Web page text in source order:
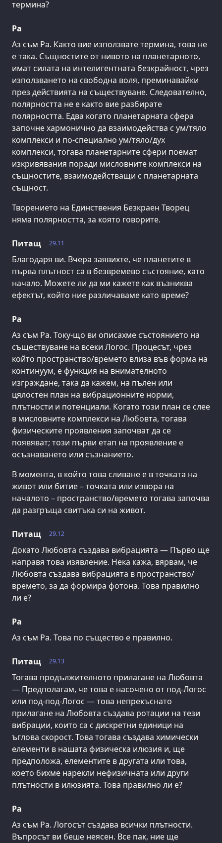
термина?
Ра
Аз съм Ра. Както вие използвате термина, това не
е така. Същностите от нивото на планетарното,
имат силата на интелигентната безкрайност, чрез
използването на свободна воля, преминавайки
през действията на съществуване. Следователно,
полярността не е както вие разбирате
полярността. Едва когато планетарната сфера
започне хармонично да взаимодейства с ум/тяло
комплекси и по-специално ум/тяло/дух
комплекси, тогава планетарните сфери поемат
изкривявания поради мисловните комплекси на
същностите, взаимодействащи с планетарната
същност.
Творението на Единствения Безкраен Творец
няма полярността, за която говорите.
29.11
Питащ
Благодаря ви. Вчера заявихте, че планетите в
първа плътност са в безвремево състояние, като
начало. Можете ли да ми кажете как възниква
ефектът, който ние различаваме като време?
Ра
Аз съм Ра. Току-що ви описахме състоянието на
съществуване на всеки Логос. Процесът, чрез
който пространство/времето влиза във форма на
континуум, е функция на внимателното
изграждане, така да кажем, на пълен или
цялостен план на вибрационните норми,
плътности и потенциали. Когато този план се слее
в мисловните комплекси на Любовта, тогава
физическите проявления започват да се
появяват; този първи етап на проявление е
осъзнаването или съзнанието.
В момента, в който това сливане е в точката на
живот или битие – точката или извора на
началото – пространство/времето тогава започва
да разгръща свитъка си на живот.
29.12
Питащ
Докато Любовта създава вибрацията — Първо ще
направя това изявление. Нека кажа, вярвам, че
Любовта създава вибрацията в пространство/
времето, за да формира фотона. Това правилно
ли е?
Ра
Аз съм Ра. Това по същество е правилно.
29.13
Питащ
Тогава продължителното прилагане на Любовта
— Предполагам, че това е насочено от под-Логос
или под-под-Логос — това непрекъснато
прилагане на Любовта създава ротации на тези
вибрации, които са с дискретни единици на
ъглова скорост. Това тогава създава химически
елементи в нашата физическа илюзия и, ще
предположа, елементите в другата или това,
което бихме нарекли нефизичната или други
плътности в илюзията. Това правилно ли е?
Ра
Аз съм Ра. Логосът създава всички плътности.
Въпросът ви беше неясен. Все пак, ние ще